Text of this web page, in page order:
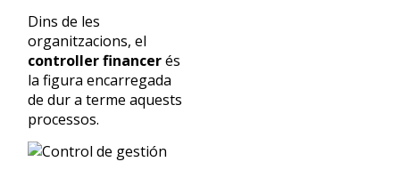
Dins de les
organitzacions, el
controller financerés
la figura encarregada
de dur a terme aquests
processos.